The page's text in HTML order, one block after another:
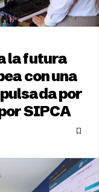
la futura
con una
por
SIPCA